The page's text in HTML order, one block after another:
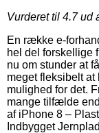
Vurderet til 4.7ud
En række e-
hel del forskellige
nu om stunder at
meget fleksibelt
mulighed for det.
mange tilfælde
af iPhone 8 –
Indbygget